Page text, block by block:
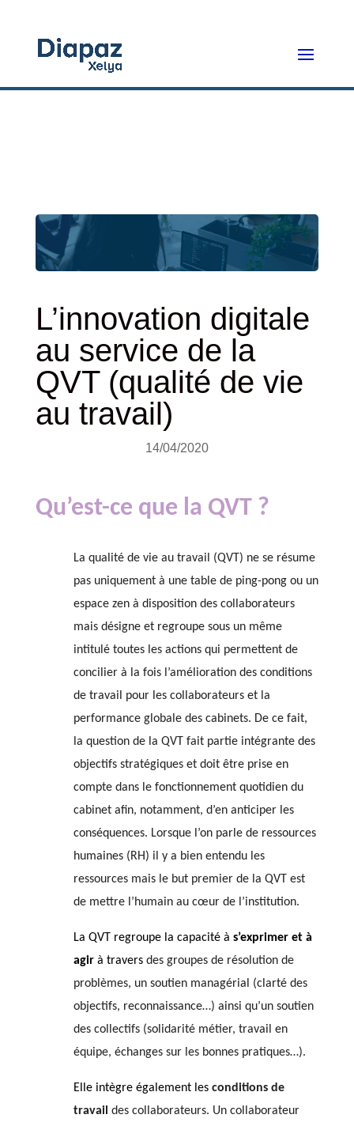
L’innovation digitale
au service de la
QVT (qualité de vie
au travail)
14/04/2020
Qu’est-ce que la QVT ?
La qualité de vie au travail (QVT) ne se résume
pas uniquement à une table de ping-pong ou un
espace zen à disposition des collaborateurs
mais désigne et regroupe sous un même
intitulé toutes les actions qui permettent de
concilier à la fois l’amélioration des conditions
de travail pour les collaborateurs et la
performance globale des cabinets. De ce fait,
la question de la QVT fait partie intégrante des
objectifs stratégiques et doit être prise en
compte dans le fonctionnement quotidien du
cabinet afin, notamment, d’en anticiper les
conséquences. Lorsque l’on parle de ressources
humaines (RH) il y a bien entendu les
ressources mais le but premier de la QVT est
de mettre l’humain au cœur de l’institution.
La QVT regroupe la capacité à s’exprimer et à
agirà travers des groupes de résolution de
problèmes, un soutien managérial (clarté des
objectifs, reconnaissance…) ainsi qu’un soutien
des collectifs (solidarité métier, travail en
équipe, échanges sur les bonnes pratiques…).
Elle intègre également les conditions de
travail des collaborateurs. Un collaborateur